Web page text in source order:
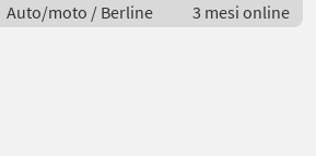
Auto/moto / Berline 3 mesi online